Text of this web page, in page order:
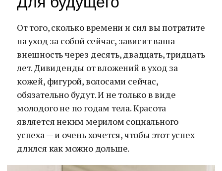
От того, сколько времени и сил вы потратите
на уход за собой сейчас, зависит ваша
внешность через десять, двадцать, тридцать
лет. Дивиденды от вложений в уход за
кожей, фигурой, волосами сейчас,
обязательно будут. И не только в виде
молодого не по годам тела. Красота
является неким мерилом социального
успеха — и очень хочется, чтобы этот успех
длился как можно дольше.